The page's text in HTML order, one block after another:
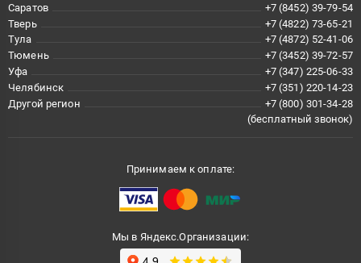
Саратов
+7 (8452) 39-79-54
Тверь
+7 (4822) 73-65-21
Тула
+7 (4872) 52-41-06
Тюмень
+7 (3452) 39-72-57
Уфа
+7 (347) 225-06-33
Челябинск
+7 (351) 220-14-23
Другой регион
+7 (800) 301-34-28
(бесплатный звонок)
Принимаем к оплате:
Мы в Яндекс.Организации: